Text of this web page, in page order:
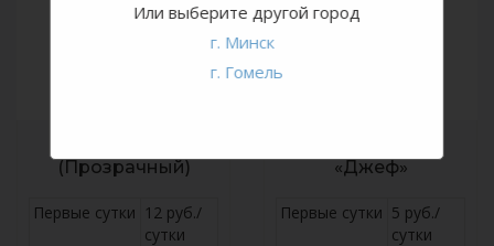
(Прозрачный)
Первые сутки 12 руб./
сутки
«Джеф»
Первые сутки 5 руб./
сутки
Или выберите другой город
г. Минск
г. Гомель